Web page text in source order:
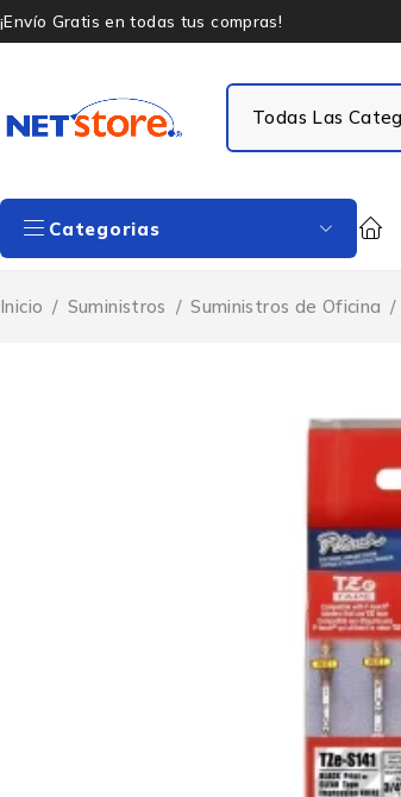
¡Envío Gratis en todas tus compras!
Categorias
Inicio / Suministros / Suministros de Oficina /